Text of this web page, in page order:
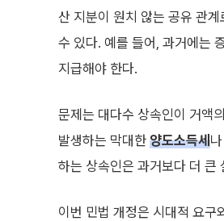
산 지분이 원치 않는 공유 관
수 있다. 예를 들어, 과거에는
지급해야 한다.
문제는 대다수 상속인이 거액
발생하는 막대한 양도소득세
하는 상속인은 과거보다 더 큰
이번 민법 개정은 시대적 요구